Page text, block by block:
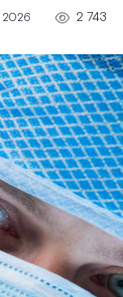
2026 2 743